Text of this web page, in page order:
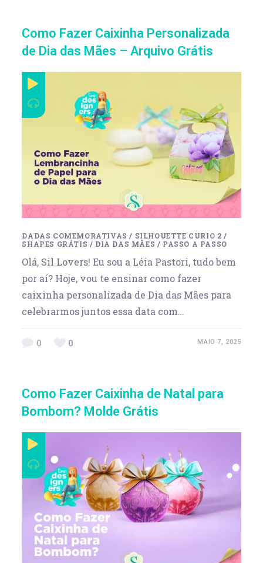
Como Fazer Caixinha Personalizada
de Dia das Mães – Arquivo Grátis
DADAS COMEMORATIVAS / SILHOUETTE CURIO 2 /
SHAPES GRÁTIS / DIA DAS MÃES / PASSO A PASSO
Olá, Sil Lovers! Eu sou a Léia Pastori, tudo bem
por aí? Hoje, vou te ensinar como fazer
caixinha personalizada de Dia das Mães para
celebrarmos juntos essa data com…
0 0 MAIO 7, 2025
Como Fazer Caixinha de Natal para
Bombom? Molde Grátis